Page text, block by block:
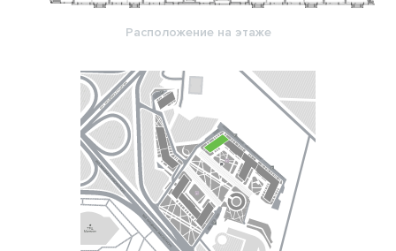
Расположение на этаже